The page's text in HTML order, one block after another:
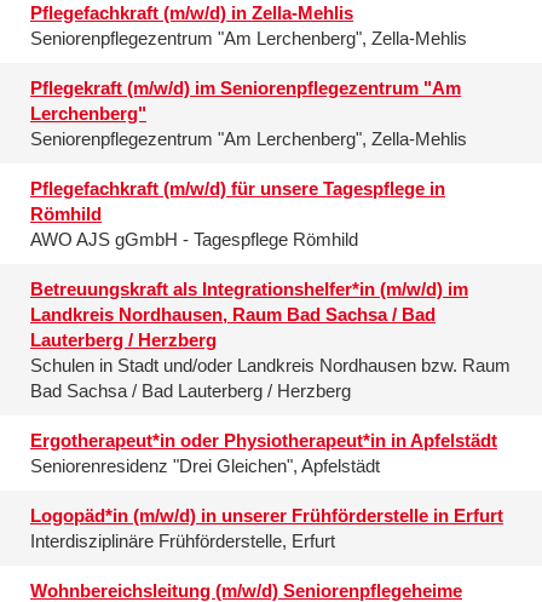
Pflegefachkraft (m/w/d) in Zella-Mehlis
Seniorenpflegezentrum "Am Lerchenberg", Zella-Mehlis
Pflegekraft (m/w/d) im Seniorenpflegezentrum "Am
Lerchenberg"
Seniorenpflegezentrum "Am Lerchenberg", Zella-Mehlis
Pflegefachkraft (m/w/d) für unsere Tagespflege in
Römhild
AWO AJS gGmbH - Tagespflege Römhild
Betreuungskraft als Integrationshelfer*in (m/w/d) im
Landkreis Nordhausen, Raum Bad Sachsa / Bad
Lauterberg / Herzberg
Schulen in Stadt und/oder Landkreis Nordhausen bzw. Raum
Bad Sachsa / Bad Lauterberg / Herzberg
Ergotherapeut*in oder Physiotherapeut*in in Apfelstädt
Seniorenresidenz "Drei Gleichen", Apfelstädt
Logopäd*in (m/w/d) in unserer Frühförderstelle in Erfurt
Interdisziplinäre Frühförderstelle, Erfurt
Wohnbereichsleitung (m/w/d) Seniorenpflegeheime